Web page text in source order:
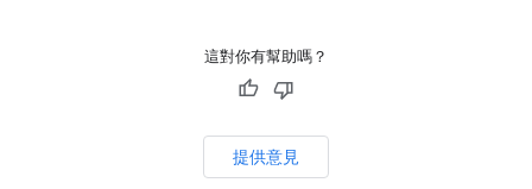
這對你有幫助嗎？
提供意見